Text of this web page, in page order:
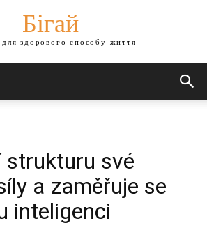
Бігай
здорового способу життя
strukturu své
a zaměřuje se
inteligenci